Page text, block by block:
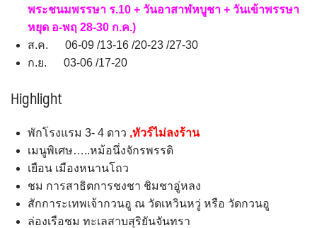
พระชนมพรรษา ร.10 + วันอาสาฬหบูชา + วันเข้าพรรษา
หยุด อ-พฤ 28-30 ก.ค.)
ส.ค. 06-09 /13-16 /20-23 /27-30
ก.ย. 03-06 /17-20
Highlight
พักโรงแรม 3- 4 ดาว ,ทัวร์ไม่ลงร้าน
เมนูพิเศษ…..หม้อนึ่งจักรพรรดิ
เยือน เมืองหนานโถว
ชม การสาธิตการชงชา ชิมชาอู่หลง
สักการะเทพเจ้ากวนอู ณ วัดเหวินหวู่ หรือ วัดกวนอู
ล่องเรือชม ทะเลสาบสุริยันจันทรา